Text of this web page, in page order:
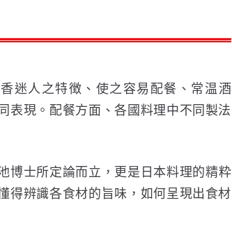
迷人之特徴、使之容易配餐、常温酒
表現。配餐方面、各國料理中不同製法
博士所定論而立，更是日本料理的精粋
得辨識各食材的旨味，如何呈現出食材